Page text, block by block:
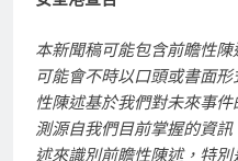
本新聞稿可能包含前瞻性
可能會不時以口頭或書面
性陳述基於我們對未來事
測源自我們目前掌握的資
述來識別前瞻性陳述，特